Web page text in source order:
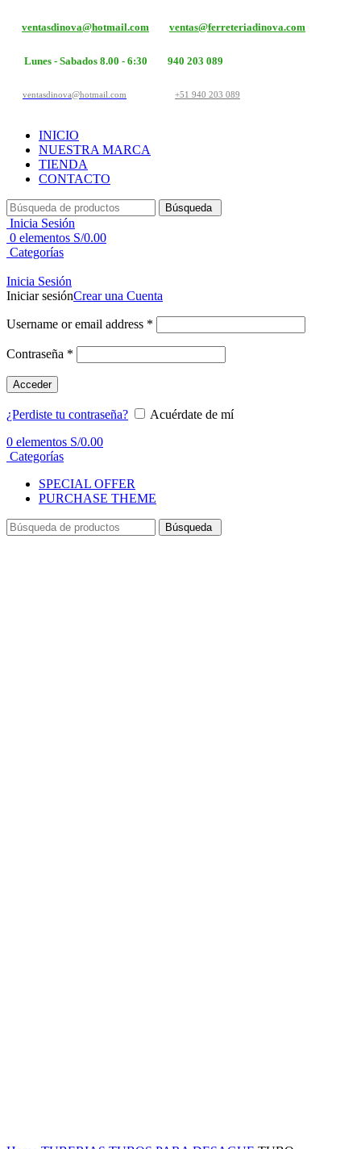
ventasdinova@hotmail.com ventas@ferreteriadinova.com
Lunes - Sabados 8.00 - 6:30 940 203 089
ventasdinova@hotmail.com +51 940 203 089
INICIO
NUESTRA MARCA
TIENDA
CONTACTO
Búsqueda
Inicia Sesión
0 elementos S/0.00
Categorías
Inicia Sesión
Iniciar sesiónCrear una Cuenta
Username or email address *
Contraseña *
Acceder
¿Perdiste tu contraseña?
Acuérdate de mí
0 elementos S/0.00
Categorías
SPECIAL OFFER
PURCHASE THEME
Búsqueda